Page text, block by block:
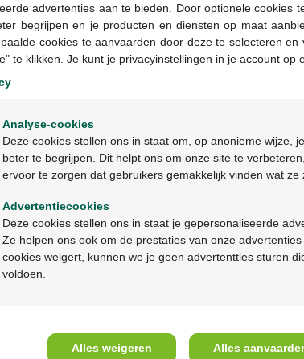
€ 9,99
luierwissel 50g
Jobs
Ga verder in het nederlands
advertenties aan te bieden. Door optionele cookies
begrijpen en je producten en diensten op maat
cookies te aanvaarden door deze te selecteren en
te klikken. Je kunt je privacyinstellingen in je account op
Analyse-cookies
Deze cookies stellen ons in staat om, op anonieme wijze,
beter te begrijpen. Dit helpt ons om onze site te
ervoor te zorgen dat gebruikers gemakkelijk vinden wat ze
Advertentiecookies
Deze cookies stellen ons in staat je gepersonaliseerde
Ze helpen ons ook om de prestaties van onze
cookies weigert, kunnen we je geen advertentties sturen
voldoen.
Alles weigeren Alles